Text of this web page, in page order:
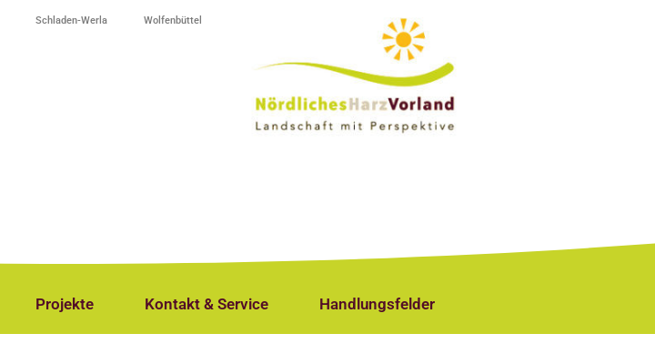
Schladen-Werla Wolfenbüttel
Projekte Kontakt & Service Handlungsfelder